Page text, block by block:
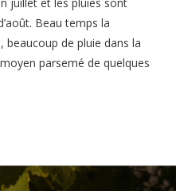
Beau temps la
de pluie dans la
parsemé de quelques